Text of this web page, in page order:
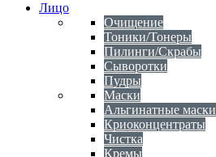
Лицо
Очищение
Тоники/Тонеры
Пилинги/Скрабы
Сыворотки
Пудры
Маски
Альгинатные маски
Криоконцентраты
Чистка
Кремы